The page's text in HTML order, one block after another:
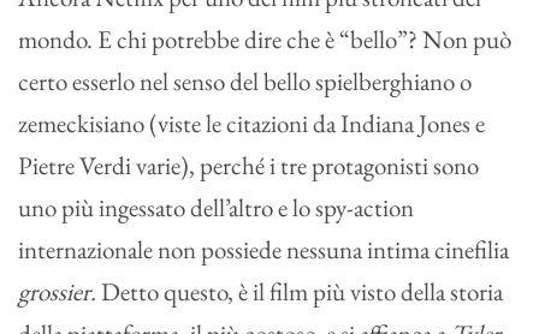
mondo. E chi potrebbe dire che è “bello”? Non può
certo esserlo nel senso del bello spielberghiano o
zemeckisiano (viste le citazioni da Indiana Jones e
Pietre Verdi varie), perché i tre protagonisti sono
uno più ingessato dell’altro e lo spy-action
internazionale non possiede nessuna intima cinefilia
grossier.Detto questo, è il film più visto della storia